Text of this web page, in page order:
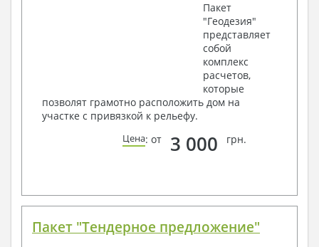
Пакет
"Геодезия"
представляет
собой
комплекс
расчетов,
которые
позволят грамотно расположить дом на
участке с привязкой к рельефу.
Цена: от 3 000 грн.
Пакет "Тендерное предложение"